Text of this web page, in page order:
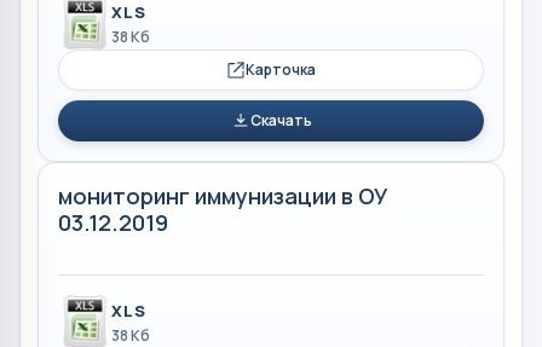
XLS
38 Кб
Карточка
Скачать
мониторинг иммунизации в ОУ
03.12.2019
XLS
38 Кб